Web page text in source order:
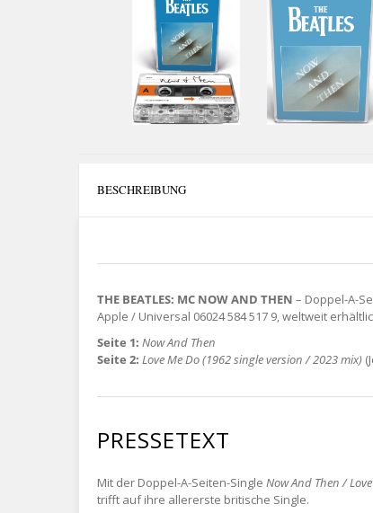
BESCHREIBUNG
THE BEATLES: MC NOW AND THEN – Doppel-A-
Apple / Universal 06024 584 517 9, weltweit
Seite 1: Now And Then
Seite 2: Love Me Do (1962 single version / 2023 mix)
PRESSETEXT
Mit der Doppel-A-Seiten-Single Now And Then /
trifft auf ihre allererste britische Single.